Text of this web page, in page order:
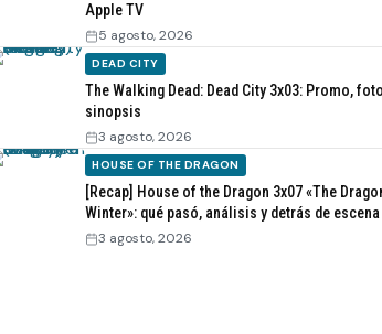
Apple TV
5 agosto, 2026
DEAD CITY
The Walking Dead: Dead City 3x03: Promo,
sinopsis
3 agosto, 2026
HOUSE OF THE DRAGON
[Recap] House of the Dragon 3x07 «The
Winter»: qué pasó, análisis y detrás de escena
3 agosto, 2026